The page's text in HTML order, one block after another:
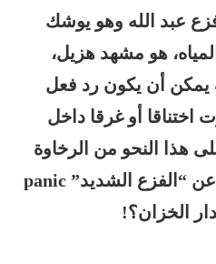
عبد الله وهو يوشك
هو مشهد هزيل،
يمكن أن يكون رد فعل
أو غرقا داخل
هذا النحو من الرخاوة
والضعف بدلا من التعبير عن “الفزع الشديد” panic
الخزان؟!